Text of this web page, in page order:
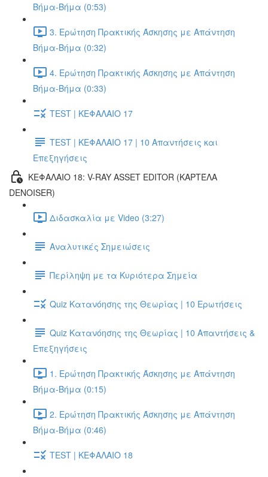
Βήμα-Βήμα (0:53)
3. Ερώτηση Πρακτικής Άσκησης με Απάντηση
Βήμα-Βήμα (0:32)
4. Ερώτηση Πρακτικής Άσκησης με Απάντηση
Βήμα-Βήμα (0:33)
TEST | ΚΕΦΑΛΑΙΟ 17
TEST | ΚΕΦΑΛΑΙΟ 17 | 10 Απαντήσεις και
Επεξηγήσεις
ΚΕΦΑΛΑΙΟ 18: V-RAY ASSET EDITOR (ΚΑΡΤΈΛΑ
DENOISER)
Διδασκαλία με Video (3:27)
Αναλυτικές Σημειώσεις
Περίληψη με τα Κυριότερα Σημεία
Quiz Κατανόησης της Θεωρίας | 10 Ερωτήσεις
Quiz Κατανόησης της Θεωρίας | 10 Απαντήσεις &
Επεξηγήσεις
1. Ερώτηση Πρακτικής Άσκησης με Απάντηση
Βήμα-Βήμα (0:15)
2. Ερώτηση Πρακτικής Άσκησης με Απάντηση
Βήμα-Βήμα (0:46)
TEST | ΚΕΦΑΛΑΙΟ 18